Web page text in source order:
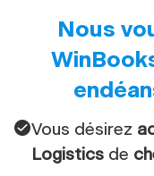
Nous
Vous désirez
Logistics de